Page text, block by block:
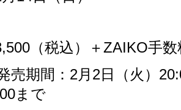
（税込）＋ZAIKO手数
売期間： 2月 2日（火）
まで